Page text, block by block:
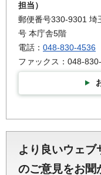
担当）
郵便番号330-9301 埼
号 本庁舎5階
電話： 048-830-4536
ファックス：048-
より良いウェブ
のご意見をお聞